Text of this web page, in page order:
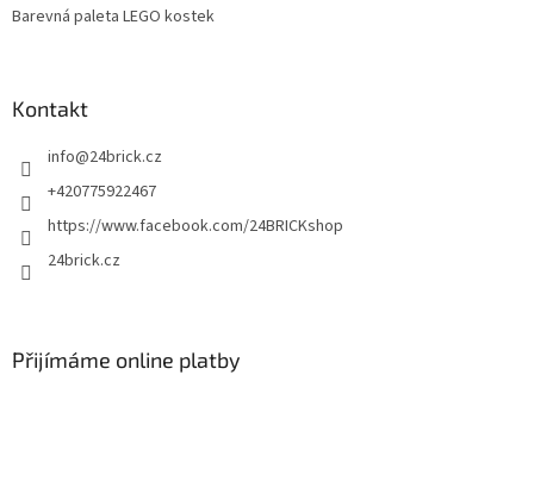
Barevná paleta LEGO kostek
Kontakt
info@24brick.cz
+420775922467
https://www.facebook.com/24BRICKshop
24brick.cz
Přijímáme online platby